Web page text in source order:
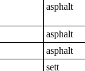
asphalt
asphalt
asphalt
sett